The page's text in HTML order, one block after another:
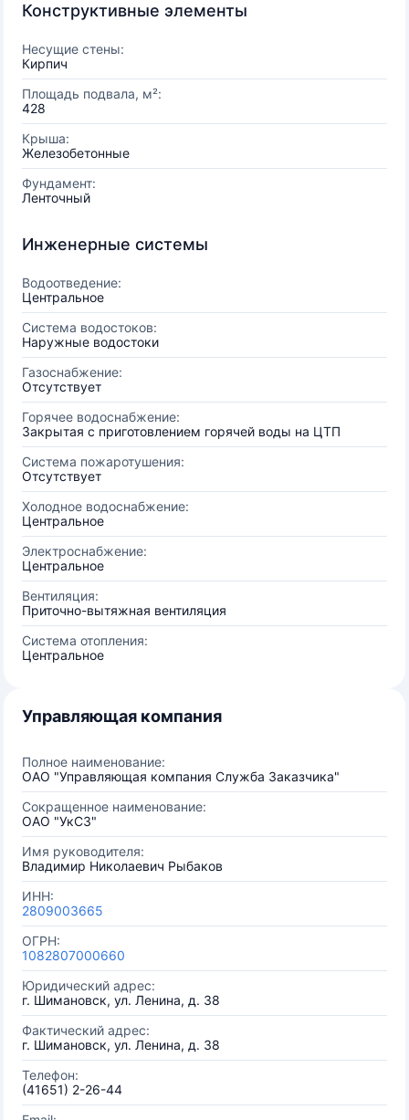
Конструктивные элементы
Несущие стены:
Кирпич
Площадь подвала, м²:
428
Крыша:
Железобетонные
Фундамент:
Ленточный
Инженерные системы
Водоотведение:
Центральное
Система водостоков:
Наружные водостоки
Газоснабжение:
Отсутствует
Горячее водоснабжение:
Закрытая с приготовлением горячей воды на ЦТП
Система пожаротушения:
Отсутствует
Холодное водоснабжение:
Центральное
Электроснабжение:
Центральное
Вентиляция:
Приточно-вытяжная вентиляция
Система отопления:
Центральное
Управляющая компания
Полное наименование:
ОАО "Управляющая компания Служба Заказчика"
Сокращенное наименование:
ОАО "УкСЗ"
Имя руководителя:
Владимир Николаевич Рыбаков
ИНН:
2809003665
ОГРН:
1082807000660
Юридический адрес:
г. Шимановск, ул. Ленина, д. 38
Фактический адрес:
г. Шимановск, ул. Ленина, д. 38
Телефон:
(41651) 2-26-44